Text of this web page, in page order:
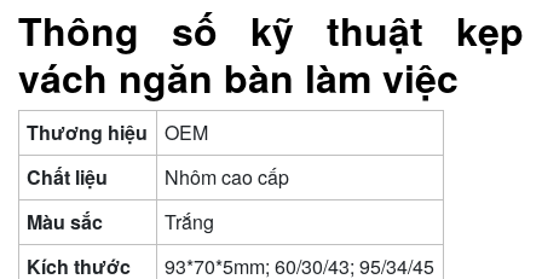
Thông số kỹ thuật kẹp
vách ngăn bàn làm việc
Thương hiệu
OEM
Chất liệu
Nhôm cao cấp
Màu sắc
Trắng
Kích thước
93*70*5mm; 60/30/43; 95/34/45